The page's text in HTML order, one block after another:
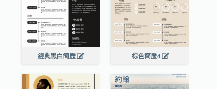
經典黑白簡歷 棕色簡歷4